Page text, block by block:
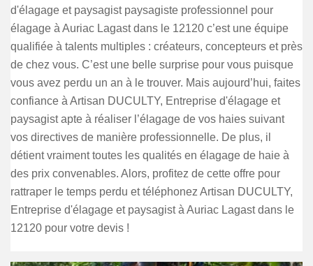
d'élagage et paysagist paysagiste professionnel pour
élagage à Auriac Lagast dans le 12120 c’est une équipe
qualifiée à talents multiples : créateurs, concepteurs et près
de chez vous. C’est une belle surprise pour vous puisque
vous avez perdu un an à le trouver. Mais aujourd’hui, faites
confiance à Artisan DUCULTY, Entreprise d'élagage et
paysagist apte à réaliser l’élagage de vos haies suivant
vos directives de manière professionnelle. De plus, il
détient vraiment toutes les qualités en élagage de haie à
des prix convenables. Alors, profitez de cette offre pour
rattraper le temps perdu et téléphonez Artisan DUCULTY,
Entreprise d'élagage et paysagist à Auriac Lagast dans le
12120 pour votre devis !